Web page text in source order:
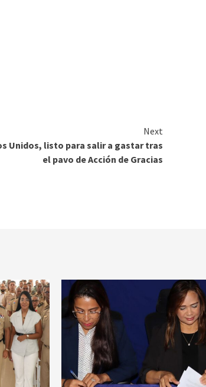
Next
Unidos, listo para salir a gastar tras
el pavo de Acción de Gracias